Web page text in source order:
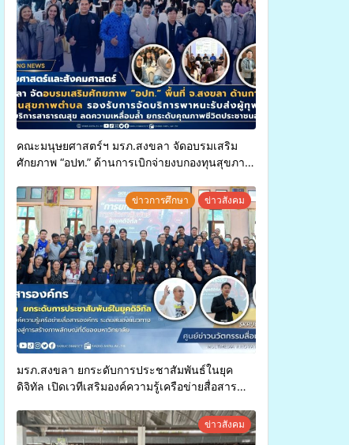
คณะมนุษยศาสตร์ฯ มรภ.สงขลา จัดอบรมเสริม
ศักยภาพ “อปท.” ด้านการเบิกจ่ายงบกองทุนสุขภาพ
ทุพพลภาพเพื่อเข้ารับบริการสาธารณสุข ลดความ
เหลื่อมล้ำ ยกระดับคุณภาพชีวิตประชาชนอย่าง
ยั่งยืน
ข่าวการศึกษา ข่าวสังคม
มรภ.สงขลา ยกระดับการประชาสัมพันธ์ในยุค
ดิจิทัล เปิดเวทีเสริมองค์ความรู้เครือข่ายสื่อสาร
การสร้างภาพลักษณ์ที่ดีของมหาวิทยาลัยข่าวสังคม